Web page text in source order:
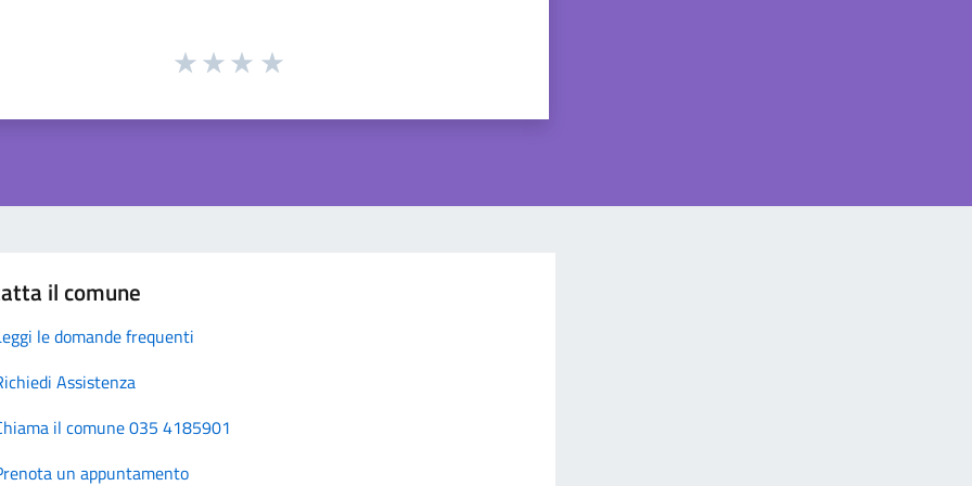
il comune
le domande frequenti
Assistenza
il comune 035 4185901
un appuntamento